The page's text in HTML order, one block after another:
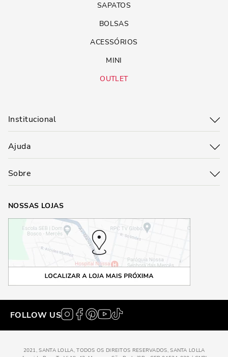
SAPATOS
BOLSAS
ACESSÓRIOS
MINI
OUTLET
Institucional
Ajuda
Sobre
NOSSAS LOJAS
FOLLOW US
2021, SANTA LOLLA, TODOS OS DIREITOS RESERVADOS, SANTA LOLLA